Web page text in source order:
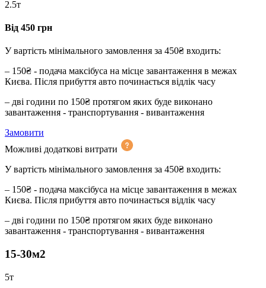
2.5т
Від 450 грн
У вартість мінімального замовлення за 450₴ входить:
– 150₴ - подача максібуса на місце завантаження в межах
Києва. Після прибуття авто починається відлік часу
– дві години по 150₴ протягом яких буде виконано
завантаження - транспортування - вивантаження
Замовити
Можливі додаткові витрати
У вартість мінімального замовлення за 450₴ входить:
– 150₴ - подача максібуса на місце завантаження в межах
Києва. Після прибуття авто починається відлік часу
– дві години по 150₴ протягом яких буде виконано
завантаження - транспортування - вивантаження
15-30м2
5т